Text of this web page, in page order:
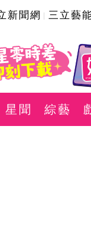
新聞網 三立藝
星聞 綜藝